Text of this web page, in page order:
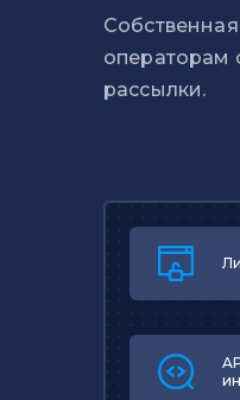
операторам
рассылки.